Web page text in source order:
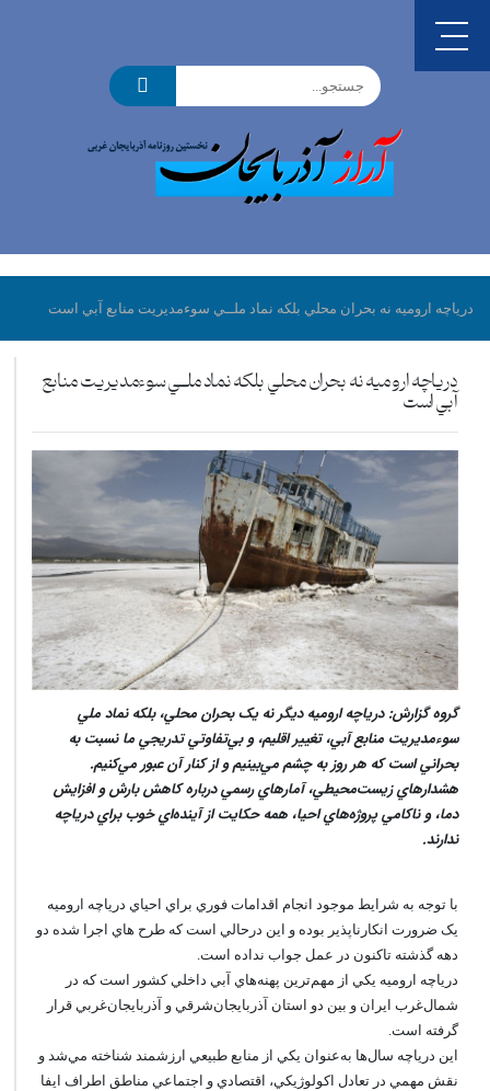
درياچه اروميه نه بحران محلي بلکه نماد ملــي سوءمديريت منابع آبي است
درياچه اروميه نه بحران محلي بلکه نماد ملــي سوءمديريت منابع
آبي است
گروه گزارش: درياچه اروميه ديگر نه يک بحران محلي، بلکه نماد ملي
سوء‌مديريت منابع آبي، تغيير اقليم، و بي‌تفاوتي تدريجي ما نسبت به
بحراني است که هر روز به چشم مي‌بينيم و از کنار آن عبور مي‌کنيم.
هشدارهاي زيست‌محيطي، آمارهاي رسمي درباره کاهش بارش و افزايش
دما، و ناکامي پروژه‌هاي احيا، همه حکايت از آينده‌اي خوب براي درياچه
ندارند.
با توجه به شرايط موجود انجام اقدامات فوري براي احياي درياچه اروميه
يک ضرورت انکارناپذير بوده و اين درحالي است که طرح هاي اجرا شده دو
دهه گذشته تاکنون در عمل جواب نداده است.
درياچه اروميه يکي از مهم‌ترين پهنه‌هاي آبي داخلي کشور است که در
شمال‌غرب ايران و بين دو استان آذربايجان‌شرقي و آذربايجان‌غربي قرار
گرفته است.
اين درياچه سال‌ها به‌عنوان يکي از منابع طبيعي ارزشمند شناخته مي‌شد و
نقش مهمي در تعادل اکولوژيکي، اقتصادي و اجتماعي مناطق اطراف ايفا